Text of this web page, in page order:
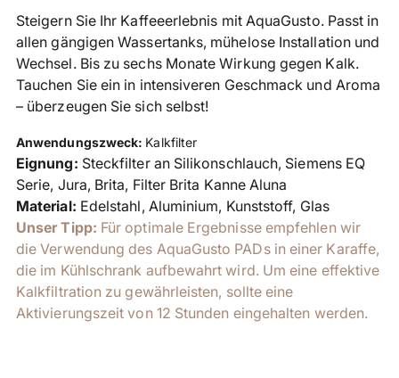
den
Warenkorb
legen
Steigern Sie Ihr Kaffeeerlebnis mit AquaGusto. Passt in
allen gängigen Wassertanks, mühelose Installation und
Wechsel. Bis zu sechs Monate Wirkung gegen Kalk.
Tauchen Sie ein in intensiveren Geschmack und Aroma
– überzeugen Sie sich selbst!
Anwendungszweck: Kalkfilter
Eignung: Steckfilter an Silikonschlauch, Siemens EQ
Serie, Jura, Brita, Filter Brita Kanne Aluna
Material: Edelstahl, Aluminium, Kunststoff, Glas
Unser Tipp: Für optimale Ergebnisse empfehlen wir
die Verwendung des AquaGusto PADs in einer Karaffe,
die im Kühlschrank aufbewahrt wird. Um eine effektive
Kalkfiltration zu gewährleisten, sollte eine
Aktivierungszeit von 12 Stunden eingehalten werden.